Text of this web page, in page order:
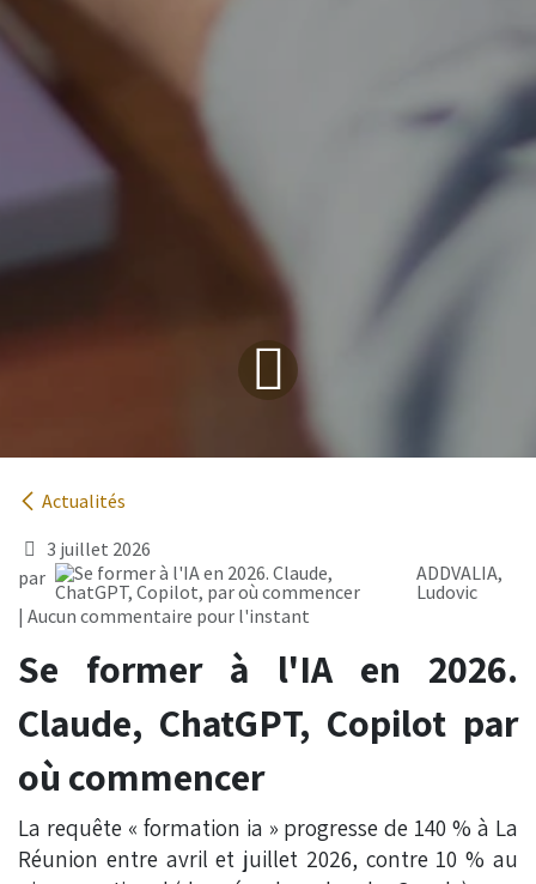
Actualités
3 juillet 2026
par
ADDVALIA,
Ludovic
| Aucun commentaire pour l'instant
Se former à l'IA en 2026.
Claude, ChatGPT, Copilot par
où commencer
La requête « formation ia » progresse de 140 % à La
Réunion entre avril et juillet 2026, contre 10 % au